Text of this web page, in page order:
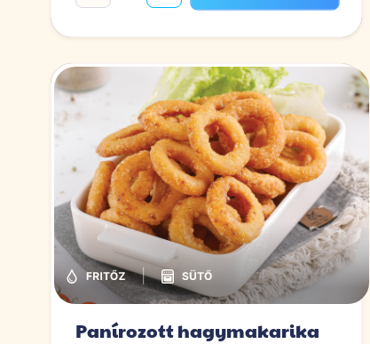
|
Panírozott hagymakarika